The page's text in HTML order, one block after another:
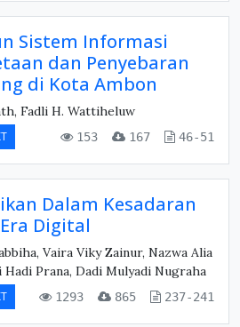
Sistem Informasi
dan Penyebaran
di Kota Ambon
Fadli H. Wattiheluw
153 167 46-51
Dalam Kesadaran
Digital
Vaira Viky Zainur, Nazwa Alia
Prana, Dadi Mulyadi Nugraha
1293 865 237-241